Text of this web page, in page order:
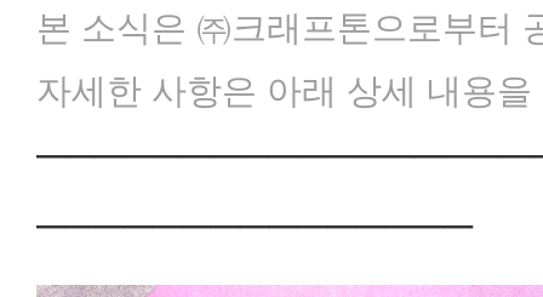
본 소식은 ㈜크래프톤으로부터
자세한 사항은 아래 상세 내용
───────────────